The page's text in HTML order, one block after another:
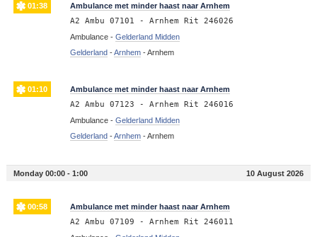
01:38 Ambulance met minder haast naar Arnhem
A2 Ambu 07101 - Arnhem Rit 246026
Ambulance - Gelderland Midden
Gelderland-Arnhem-Arnhem
01:10 Ambulance met minder haast naar Arnhem
A2 Ambu 07123 - Arnhem Rit 246016
Ambulance - Gelderland Midden
Gelderland-Arnhem-Arnhem
Monday 00:00 - 1:00 10 August 2026
00:58 Ambulance met minder haast naar Arnhem
A2 Ambu 07109 - Arnhem Rit 246011